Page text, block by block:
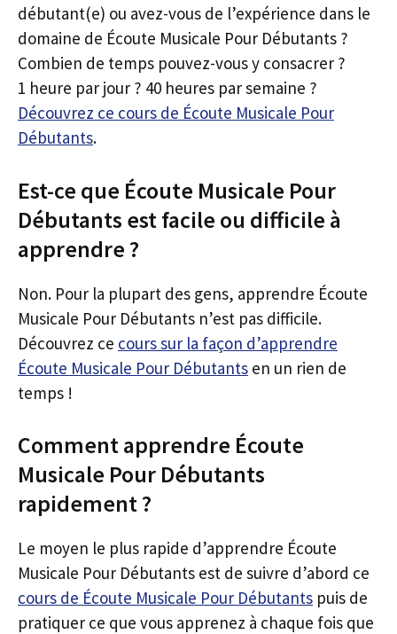
débutant(e) ou avez-vous de l’expérience dans le
domaine de Écoute Musicale Pour Débutants ?
Combien de temps pouvez-vous y consacrer ?
1 heure par jour ? 40 heures par semaine ?
Découvrez ce cours de Écoute Musicale Pour
Débutants.
Est-ce que Écoute Musicale Pour
Débutants est facile ou difficile à
apprendre ?
Non. Pour la plupart des gens, apprendre Écoute
Musicale Pour Débutants n’est pas difficile.
Découvrez ce cours sur la façon d’apprendre
Écoute Musicale Pour Débutants en un rien de
temps !
Comment apprendre Écoute
Musicale Pour Débutants
rapidement ?
Le moyen le plus rapide d’apprendre Écoute
Musicale Pour Débutants est de suivre d’abord ce
cours de Écoute Musicale Pour Débutants puis de
pratiquer ce que vous apprenez à chaque fois que